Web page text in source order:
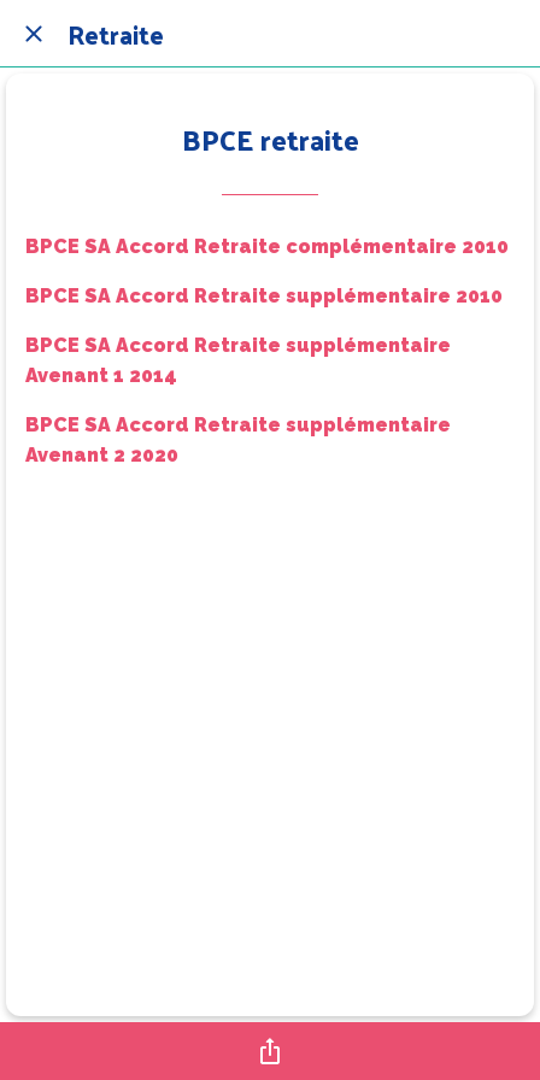
Retraite
BPCE retraite
BPCE SA Accord Retraite complémentaire 2010
BPCE SA Accord Retraite supplémentaire 2010
BPCE SA Accord Retraite supplémentaire
Avenant 1 2014
BPCE SA Accord Retraite supplémentaire
Avenant 2 2020